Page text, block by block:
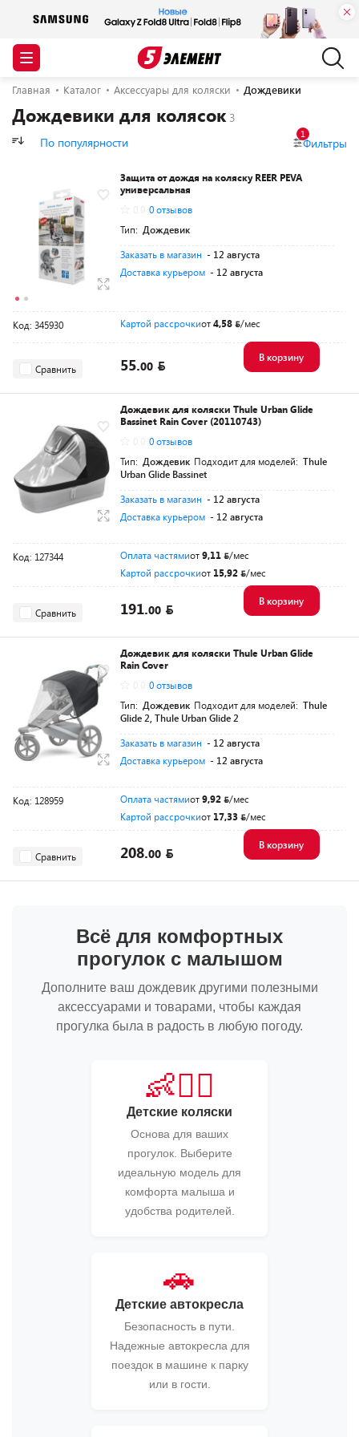
Главная Каталог Аксессуары для коляски Дождевики
Дождевики для колясок
По популярности Фильтры
1
Защита от дождя на коляску REER PEVA
универсальная
0 отзывов
Тип: Дождевик
Заказать в магазин - 12 августа
Доставка курьером - 12 августа
Код: 345930 Картой рассрочкиот4,58 /мес
Сравнить 55.00
В корзину
Дождевик для коляски Thule Urban Glide
Bassinet Rain Cover (20110743)
0 отзывов
Тип: Дождевик Подходит для моделей: Thule
Urban Glide Bassinet
Заказать в магазин - 12 августа
Доставка курьером - 12 августа
Код: 127344 Оплата частямиот9,11
/мес
Картой рассрочкиот 15,92 /мес
Сравнить 191.00
В корзину
Дождевик для коляски Thule Urban Glide
Rain Cover
0 отзывов
Тип: Дождевик Подходит для моделей: Thule
Glide 2, Thule Urban Glide 2
Заказать в магазин - 12 августа
Доставка курьером - 12 августа
Код: 128959 Оплата частямиот9,92
/мес
Картой рассрочкиот 17,33 /мес
Сравнить 208.00
В корзину
Всё для комфортных
прогулок с малышом
Дополните ваш дождевик другими полезными
аксессуарами и товарами, чтобы каждая
прогулка была в радость в любую погоду.
👶🚶‍♀️
Детские коляски
Основа для ваших
прогулок. Выберите
идеальную модель для
комфорта малыша и
удобства родителей.
🚗
Детские автокресла
Безопасность в пути.
Надежные автокресла для
поездок в машине к парку
или в гости.